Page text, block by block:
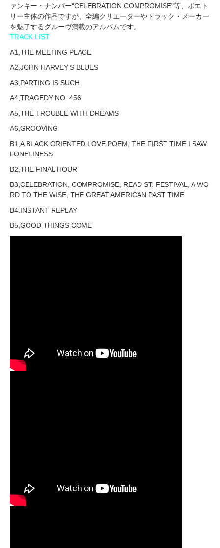
ァンキー・ナンバー"CELEBRATION COMPROMISE"等、ポエト
リー主体の作品ですが、全編クリエーターやトラック・メーカー
を魅了するグルーヴ満載のアルバムです。
TRACK LIST
A1,THE MEETING PLACE
A2,JOHN HARVEY'S BLUES
A3,PARTING IS SUCH
A4,TRAGEDY NO. 456
A5,THE TROUBLE WITH DREAMS
A6,GROOVING
B1,A BLACK ORIENTED LOVE POEM, THE FIRST TIME I SAW
LONELINESS
B2,THE FINAL HOUR
B3,CELEBRATION, COMPROMISE, READ ST. FESTIVAL, A WO
RD TO THE WISE, THE GREAT AMERICAN PAST TIME
B4,INSTANT REPLAY
B5,GOOD THINGS COME